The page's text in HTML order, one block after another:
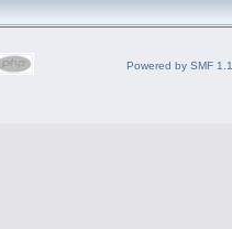
Powered by SMF